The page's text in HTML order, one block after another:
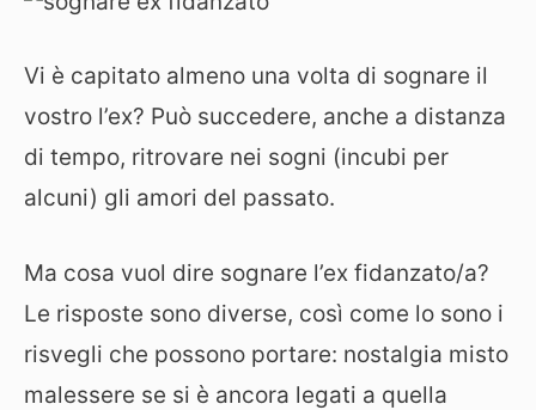
Vi è capitato almeno una volta di sognare il
vostro l’ex? Può succedere, anche a distanza
di tempo, ritrovare nei sogni (incubi per
alcuni) gli amori del passato.
Ma cosa vuol dire sognare l’ex fidanzato/a?
Le risposte sono diverse, così come lo sono i
risvegli che possono portare: nostalgia misto
malessere se si è ancora legati a quella